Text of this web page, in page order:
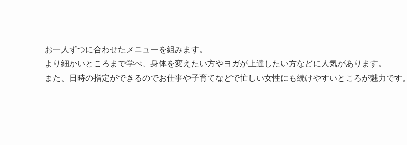
お一人ずつに合わせたメニューを組みます。
より細かいところまで学べ、身体を変えたい方やヨガが上達したい方などに人気があります。
また、日時の指定ができるのでお仕事や子育てなどで忙しい女性にも続けやすいところが魅力です。